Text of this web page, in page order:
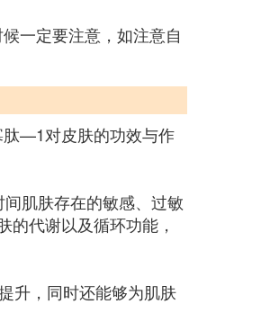
一定要注意，如注意自
肽—1对皮肤的功效与作
肌肤存在的敏感、过敏
代谢以及循环功能，
升，同时还能够为肌肤